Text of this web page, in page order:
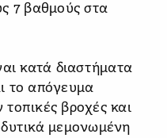
7 βαθμούς στα
κατά διαστήματα
το απόγευμα
βροχές και
μεμονωμένη